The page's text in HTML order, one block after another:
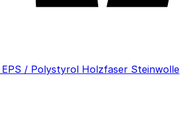
EPS / Polystyrol Holzfaser Steinwolle